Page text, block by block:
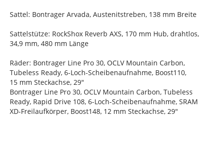
Sattel: Bontrager Arvada, Austenitstreben, 138 mm Breite
Sattelstütze: RockShox Reverb AXS, 170 mm Hub, drahtlos,
34,9 mm, 480 mm Länge
Räder: Bontrager Line Pro 30, OCLV Mountain Carbon,
Tubeless Ready, 6-Loch-Scheibenaufnahme, Boost110,
15 mm Steckachse, 29"
Bontrager Line Pro 30, OCLV Mountain Carbon, Tubeless
Ready, Rapid Drive 108, 6-Loch-Scheibenaufnahme, SRAM
XD-Freilaufkörper, Boost148, 12 mm Steckachse, 29"